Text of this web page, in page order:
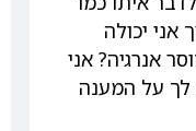
אני יכולה
אנרגיה? אני
לך על המענה